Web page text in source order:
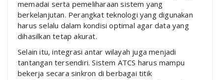
memadai serta pemeliharaan sistem yang
berkelanjutan. Perangkat teknologi yang digunakan
harus selalu dalam kondisi optimal agar data yang
dihasilkan tetap akurat.
Selain itu, integrasi antar wilayah juga menjadi
tantangan tersendiri. Sistem ATCS harus mampu
bekerja secara sinkron di berbagai titik